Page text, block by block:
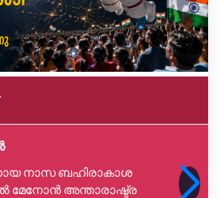
നാസ ബഹിരാകാശ
മേനോൻ അന്താരാഷ്ട്ര